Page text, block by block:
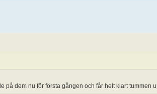
på dem nu för första gången och får helt klart tummen